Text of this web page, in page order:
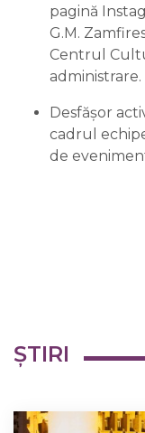
pagină
G.M.
Centrul
administrare.
Desfășor
cadrul
de
ȘTIRI